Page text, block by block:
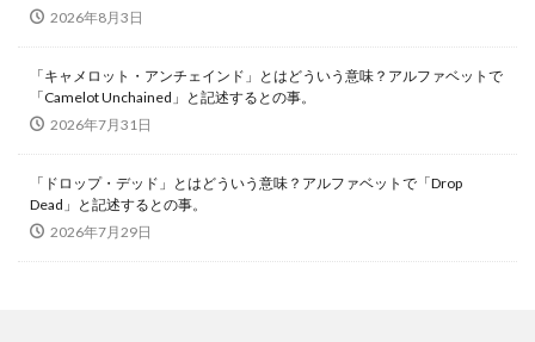
2026年8月3日
「キャメロット・アンチェインド」とはどういう意味？アルファベットで
「Camelot Unchained」と記述するとの事。
2026年7月31日
「ドロップ・デッド」とはどういう意味？アルファベットで「Drop
Dead」と記述するとの事。
2026年7月29日